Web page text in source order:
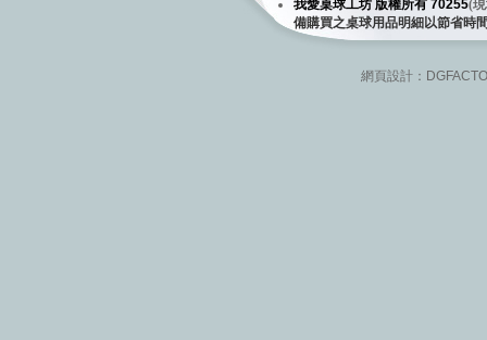
我愛桌球工坊 版權所有 70255(
備購買之桌球用品明細以節省時
網頁設計：